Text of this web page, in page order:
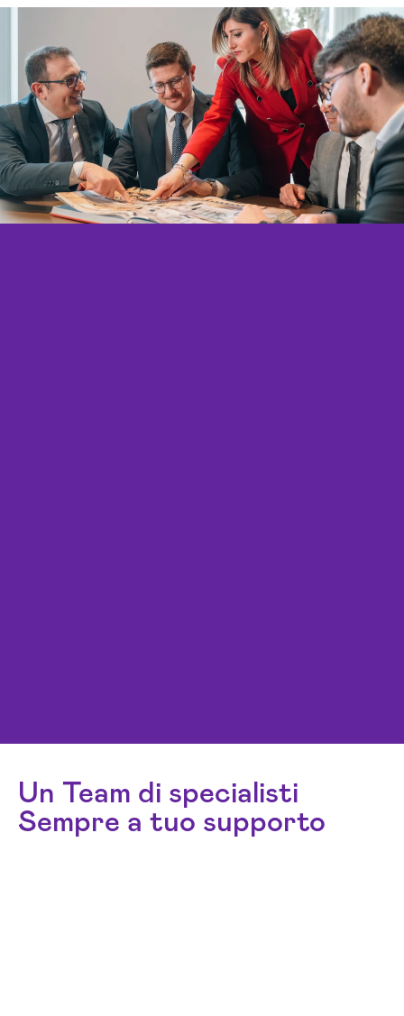
Un Team di specialisti
Sempre a tuo supporto